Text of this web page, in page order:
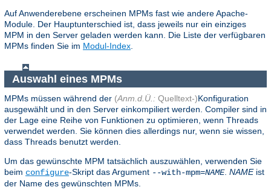
Auf Anwenderebene erscheinen MPMs fast wie andere Apache-
Module. Der Hauptunterschied ist, dass jeweils nur ein einziges
MPM in den Server geladen werden kann. Die Liste der verfügbaren
MPMs finden Sie im Modul-Index
Auswahl eines MPMs
MPMs müssen während der (Anm.d.Ü.: Quelltext-)Konfiguration
ausgewählt und in den Server einkompiliert werden. Compiler sind in
der Lage eine Reihe von Funktionen zu optimieren, wenn Threads
verwendet werden. Sie können dies allerdings nur, wenn sie wissen,
dass Threads benutzt werden.
Um das gewünschte MPM tatsächlich auszuwählen, verwenden Sie
beim configure-Skript das Argument --with-mpm=NAME. NAMEist
der Name des gewünschten MPMs.